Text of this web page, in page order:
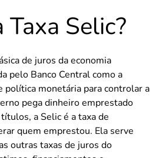
Taxa Selic?
de juros da economia
pelo Banco Central como a
política monetária para controlar a
pega dinheiro emprestado
a Selic é a taxa de
quem emprestou. Ela serve
outras taxas de juros do